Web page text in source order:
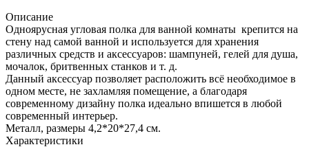
Описание
Одноярусная угловая полка для ванной комнаты крепится на
стену над самой ванной и используется для хранения
различных средств и аксессуаров: шампуней, гелей для душа,
мочалок, бритвенных станков и т. д.
Данный аксессуар позволяет расположить всё необходимое в
одном месте, не захламляя помещение, а благодаря
современному дизайну полка идеально впишется в любой
современный интерьер.
Металл, размеры 4,2*20*27,4 см.
Характеристики